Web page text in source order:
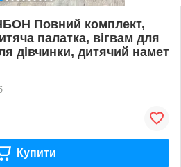
Повний комплект,
палатка, вігвам для
дівчинки, дитячий намет
Купити